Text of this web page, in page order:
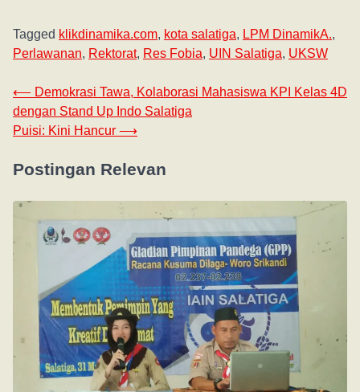
Tagged klikdinamika.com, kota salatiga, LPM DinamikA.,
Perlawanan, Rektorat, Res Fobia, UIN Salatiga, UKSW
⟵ Demokrasi Tawa, Kolaborasi Mahasiswa KPI Kelas 4D
dengan Stand Up Indo Salatiga
Puisi: Kini Hancur ⟶
Postingan Relevan